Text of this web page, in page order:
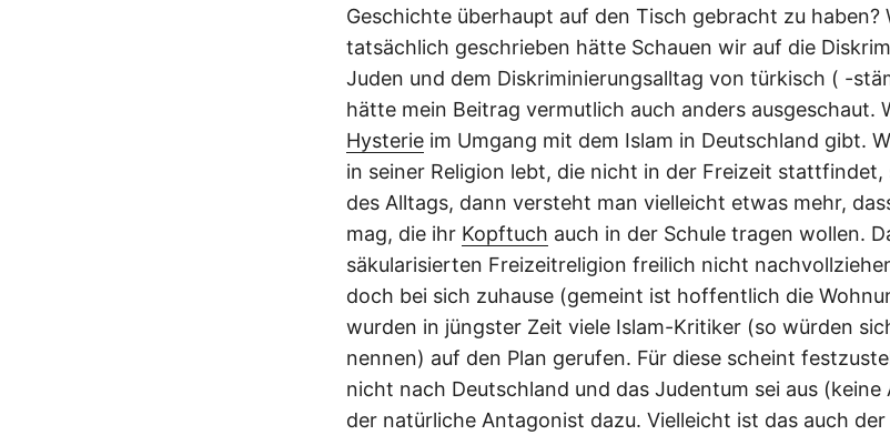
Geschichte überhaupt auf den Tisch gebracht zu haben?
tatsächlich geschrieben hätte Schauen wir auf die
Juden und dem Diskriminierungsalltag von türkisch ( -
hätte mein Beitrag vermutlich auch anders ausgeschaut.
Hysterie im Umgang mit dem Islam in Deutschland gibt.
in seiner Religion lebt, die nicht in der Freizeit
des Alltags, dann versteht man vielleicht etwas mehr,
mag, die ihr Kopftuch auch in der Schule tragen wollen.
säkularisierten Freizeitreligion freilich nicht
doch bei sich zuhause (gemeint ist hoffentlich die
wurden in jüngster Zeit viele Islam-Kritiker (so würden
nennen) auf den Plan gerufen. Für diese scheint
nicht nach Deutschland und das Judentum sei aus
der natürliche Antagonist dazu. Vielleicht ist das auch